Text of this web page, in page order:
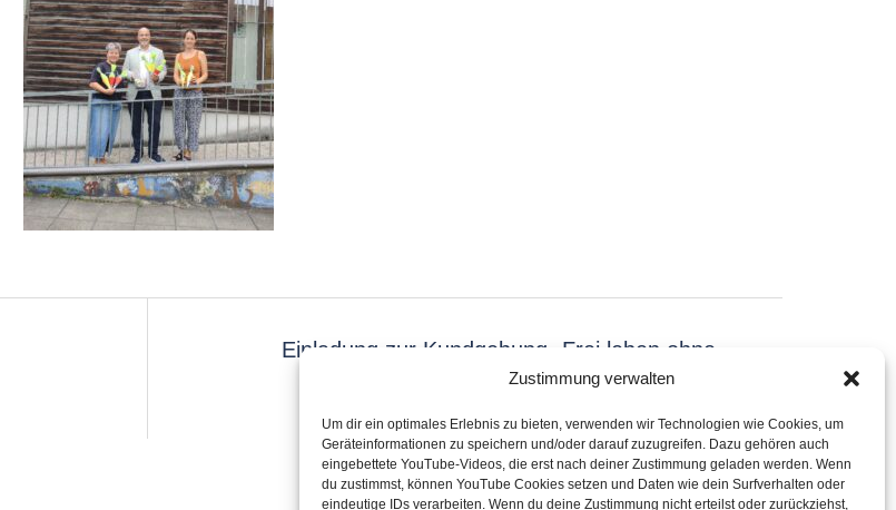
Zustimmung verwalten
Um dir ein optimales Erlebnis zu bieten, verwenden wir Technologien wie Cookies, um
Geräteinformationen zu speichern und/oder darauf zuzugreifen. Dazu gehören auch
eingebettete YouTube-Videos, die erst nach deiner Zustimmung geladen werden. Wenn
du zustimmst, können YouTube Cookies setzen und Daten wie dein Surfverhalten oder
eindeutige IDs verarbeiten. Wenn du deine Zustimmung nicht erteilst oder zurückziehst,
Einladung zur Kundgebung „Frei leben ohne
Gewalt“ am 27.11. um 10 Uhr